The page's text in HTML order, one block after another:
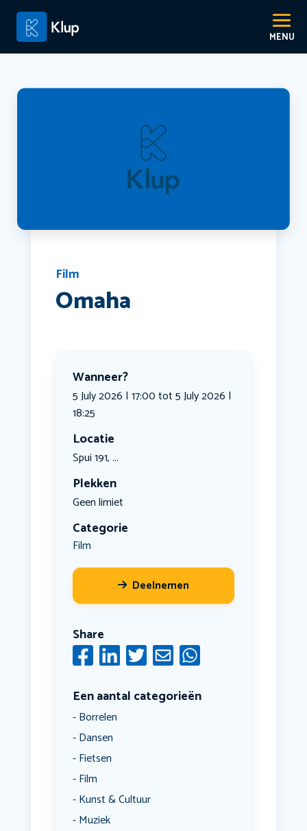
Film
Omaha
Wanneer?
5 July 2026 | 17:00 tot 5 July 2026 |
18:25
Locatie
Spui 191, ...
Plekken
Geen limiet
Categorie
Film
Deelnemen
Share
Een aantal categorieën
Borrelen
Dansen
Fietsen
Film
Kunst & Cultuur
Muziek